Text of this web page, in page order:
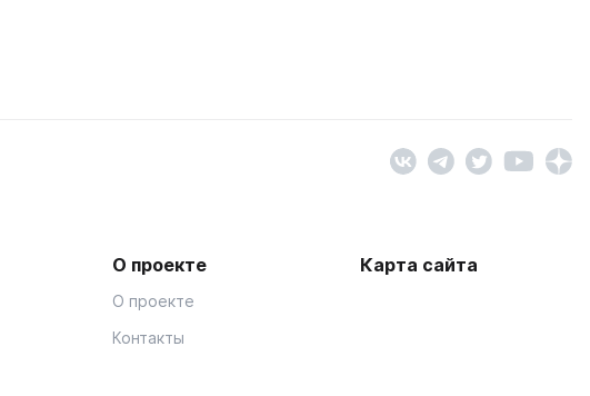
О проекте
О проекте
Контакты
Карта сайта